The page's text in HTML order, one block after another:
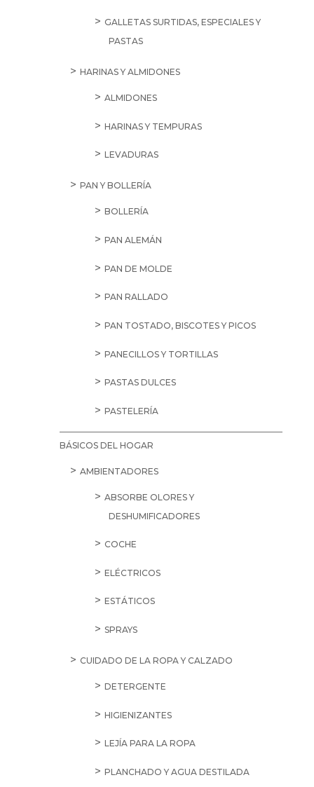
GALLETAS SURTIDAS, ESPECIALES Y
PASTAS
HARINAS Y ALMIDONES
ALMIDONES
HARINAS Y TEMPURAS
LEVADURAS
PAN Y BOLLERÍA
BOLLERÍA
PAN ALEMÁN
PAN DE MOLDE
PAN RALLADO
PAN TOSTADO, BISCOTES Y PICOS
PANECILLOS Y TORTILLAS
PASTAS DULCES
PASTELERÍA
BÁSICOS DEL HOGAR
AMBIENTADORES
ABSORBE OLORES Y
DESHUMIFICADORES
COCHE
ELÉCTRICOS
ESTÁTICOS
SPRAYS
CUIDADO DE LA ROPA Y CALZADO
DETERGENTE
HIGIENIZANTES
LEJÍA PARA LA ROPA
PLANCHADO Y AGUA DESTILADA